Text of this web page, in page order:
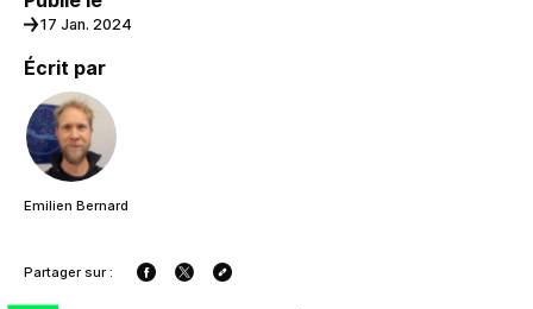
17 Jan. 2024
Écrit par
Emilien Bernard
Partager sur :